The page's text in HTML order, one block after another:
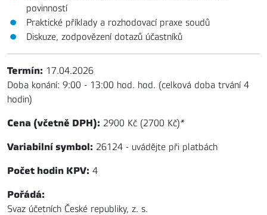
povinností
Praktické příklady a rozhodovací praxe soudů
Diskuze, zodpovězení dotazů účastníků
Termín: 17.04.2026
Doba konání: 9:00 - 13:00 hod. hod. (celková doba trvání 4
hodin)
Cena (včetně DPH): 2900 Kč (2700 Kč)*
Variabilní symbol: 26124 - uvádějte při platbách
Počet hodin KPV: 4
Pořádá:
Svaz účetních České republiky, z. s.